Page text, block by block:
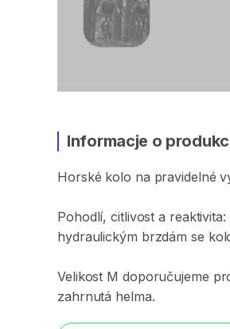
Informacje o
Horské kolo na pravidelné
Pohodlí​​​​​​,​ citlivost a reaktivita:
hydraulickým brzdám se
Velikost M doporučujeme
zahrnutá helma.